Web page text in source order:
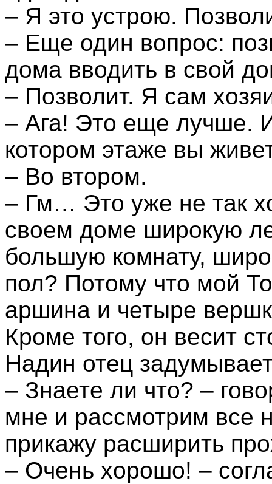
– Я это устрою.
– Еще один вопрос:
дома вводить в свой
– Позволит. Я сам
– Ага! Это еще лучше.
котором этаже вы
– Во втором.
– Гм… Это уже не так
своем доме широкую
большую комнату,
пол? Потому что мой
аршина и четыре
Кроме того, он весит
Надин отец
– Знаете ли что? –
мне и рассмотрим все
прикажу расширить
– Очень хорошо! –